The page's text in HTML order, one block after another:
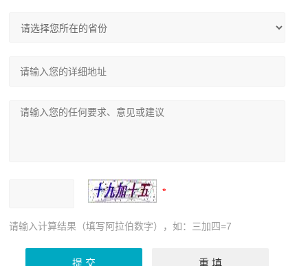
请输入计算结果（填写阿拉伯数字），如：三加四=7